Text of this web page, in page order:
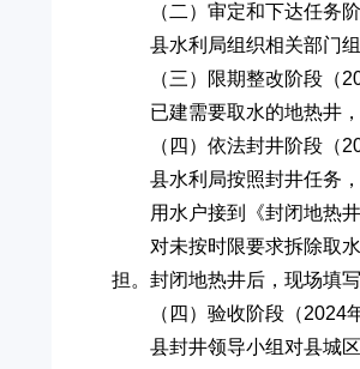
（二）审定和下达任务
县水利局组织相关部门
（三）限期整改阶段（
已建需要取水的地热井
（四）依法封井阶段（
县水利局按照封井任务
用水户接到《封闭地热
对未按时限要求拆除取
担。封闭地热井后，现场填
（四）验收阶段（
县封井领导小组对县城